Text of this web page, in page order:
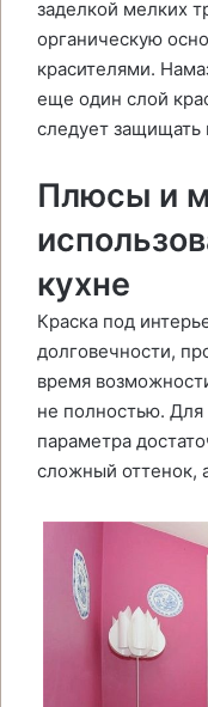
заделкой мелких
органическую
красителями.
еще один слой
следует защищать
Плюсы и
кухне
Краска под
долговечности,
время
не полностью. Для
параметра
сложный оттенок,